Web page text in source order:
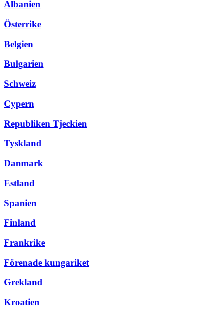
Albanien
Österrike
Belgien
Bulgarien
Schweiz
Cypern
Republiken Tjeckien
Tyskland
Danmark
Estland
Spanien
Finland
Frankrike
Förenade kungariket
Grekland
Kroatien